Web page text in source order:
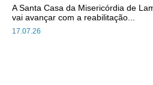
17.07.26
A Santa Casa da Misericórdia de
vai avançar com a reabilitação...